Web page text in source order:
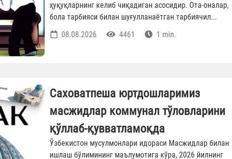
ҳуқуқларнинг келиб чиқадиган асосидир. Ота-оналар,
бола тарбияси билан шуғулланаётган тарбиячил...
08.08.2026
4461 1 min.
Саховатпеша юртдошларимиз
масжидлар коммунал тўловларини
қўллаб-қувватламоқда
Ўзбекистон мусулмонлари идораси Масжидлар билан
ишлаш бўлимининг маълумотига кўра, 2026 йилнинг